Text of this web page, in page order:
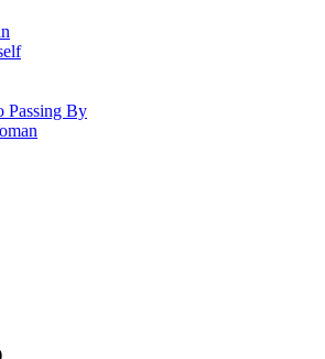
Passing By